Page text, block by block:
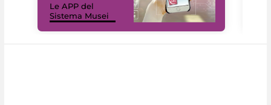
Le APP del
Sistema Musei